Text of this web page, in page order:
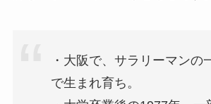
・大阪で、サラリーマンの
で生まれ育ち。